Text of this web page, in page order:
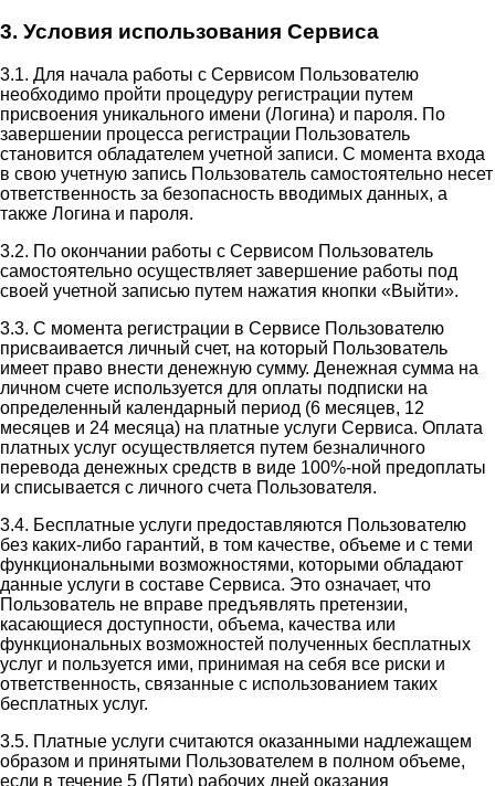
3. Условия использования Сервиса
3.1. Для начала работы с Сервисом Пользователю
необходимо пройти процедуру регистрации путем
присвоения уникального имени (Логина) и пароля. По
завершении процесса регистрации Пользователь
становится обладателем учетной записи. С момента входа
в свою учетную запись Пользователь самостоятельно несет
ответственность за безопасность вводимых данных, а
также Логина и пароля.
3.2. По окончании работы с Сервисом Пользователь
самостоятельно осуществляет завершение работы под
своей учетной записью путем нажатия кнопки «Выйти».
3.3. С момента регистрации в Сервисе Пользователю
присваивается личный счет, на который Пользователь
имеет право внести денежную сумму. Денежная сумма на
личном счете используется для оплаты подписки на
определенный календарный период (6 месяцев, 12
месяцев и 24 месяца) на платные услуги Сервиса. Оплата
платных услуг осуществляется путем безналичного
перевода денежных средств в виде 100%-ной предоплаты
и списывается с личного счета Пользователя.
3.4. Бесплатные услуги предоставляются Пользователю
без каких-либо гарантий, в том качестве, объеме и с теми
функциональными возможностями, которыми обладают
данные услуги в составе Сервиса. Это означает, что
Пользователь не вправе предъявлять претензии,
касающиеся доступности, объема, качества или
функциональных возможностей полученных бесплатных
услуг и пользуется ими, принимая на себя все риски и
ответственность, связанные с использованием таких
бесплатных услуг.
3.5. Платные услуги считаются оказанными надлежащем
образом и принятыми Пользователем в полном объеме,
если в течение 5 (Пяти) рабочих дней оказания